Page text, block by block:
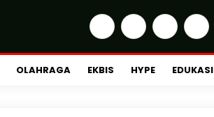
OLAHRAGA EKBIS HYPE EDUKASI